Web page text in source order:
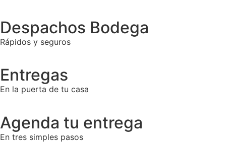
Despachos Bodega
Rápidos y seguros
Entregas
En la puerta de tu casa
Agenda tu entrega
En tres simples pasos